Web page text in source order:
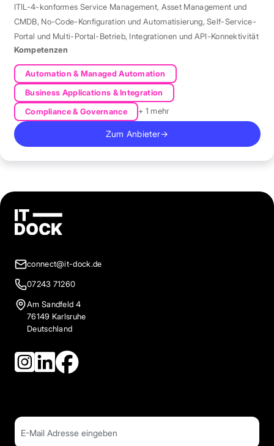
ITIL-4-konformes Service Management, Asset Management und
CMDB, No-Code-Konfiguration und Automatisierung,Self-Service-
Portal und Multi-Portal-Betrieb, Integrationen und API-Konnektivität
Kompetenzen
Automation & Managed Automation
Business Applications & Integration
Compliance & Governance
+ 1 mehr
Zum Anbieter→
connect@it-dock.de
07243 71260
Am Sandfeld 4
76149 Karlsruhe
Deutschland